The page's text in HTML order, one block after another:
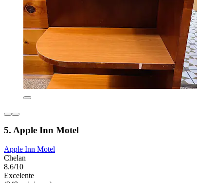
5. Apple Inn Motel
Apple Inn Motel
Chelan
8.6/10
Excelente